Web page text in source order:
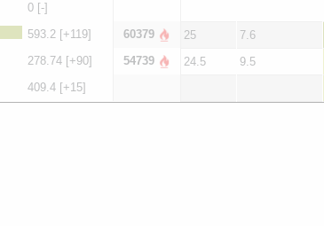
0 [-]
593.2 [+119] 60379 25 7.6
278.74 [+90] 54739 24.5 9.5
409.4 [+15]